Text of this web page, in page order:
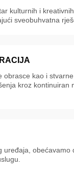
kulturnih i
sveobuhvatna
obrasce kao i
kroz kontinuiran
uređaja, obećavamo